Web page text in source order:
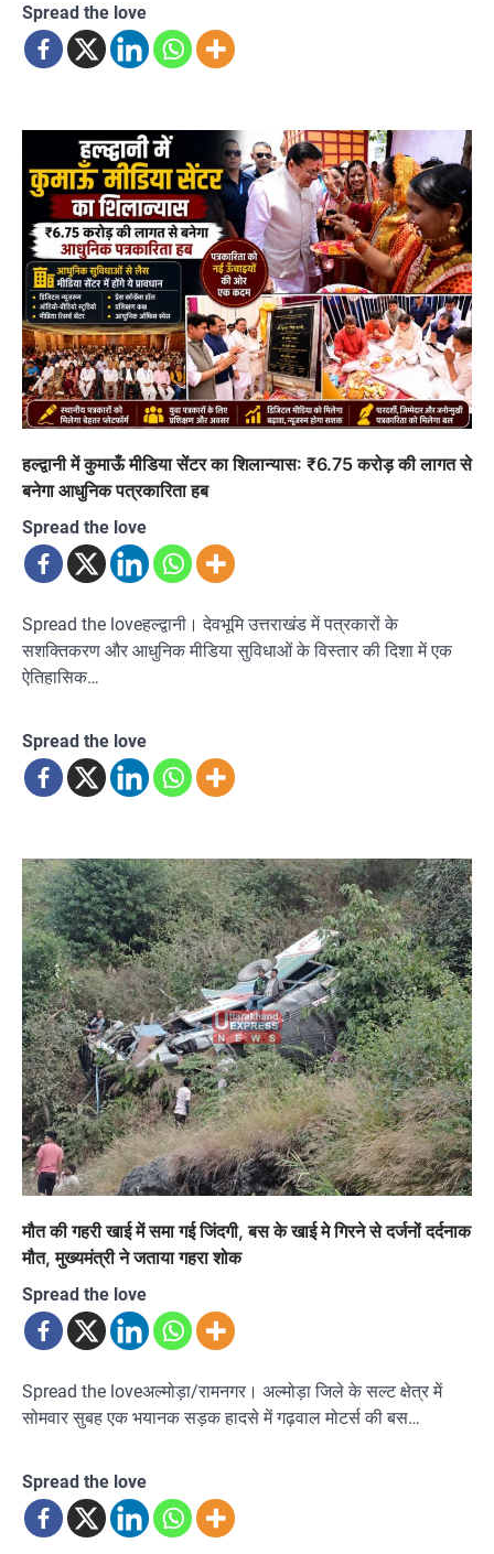
Spread the love
हल्द्वानी में कुमाऊँ मीडिया सेंटर का शिलान्यास: ₹6.75 करोड़ की लागत से
बनेगा आधुनिक पत्रकारिता हब
Spread the love
Spread the loveहल्द्वानी। देवभूमि उत्तराखंड में पत्रकारों के
सशक्तिकरण और आधुनिक मीडिया सुविधाओं के विस्तार की दिशा में एक
ऐतिहासिक…
Spread the love
मौत की गहरी खाई में समा गई जिंदगी, बस के खाई मे गिरने से दर्जनों दर्दनाक
मौत, मुख्यमंत्री ने जताया गहरा शोक
Spread the love
Spread the loveअल्मोड़ा/रामनगर। अल्मोड़ा जिले के सल्ट क्षेत्र में
सोमवार सुबह एक भयानक सड़क हादसे में गढ़वाल मोटर्स की बस…
Spread the love